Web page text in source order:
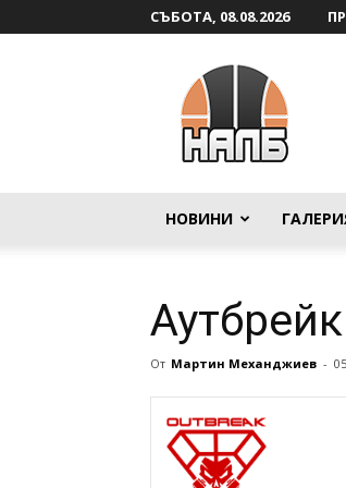
СЪБОТА, 08.08.2026
НОВИНИ
От Мартин Механджиев -